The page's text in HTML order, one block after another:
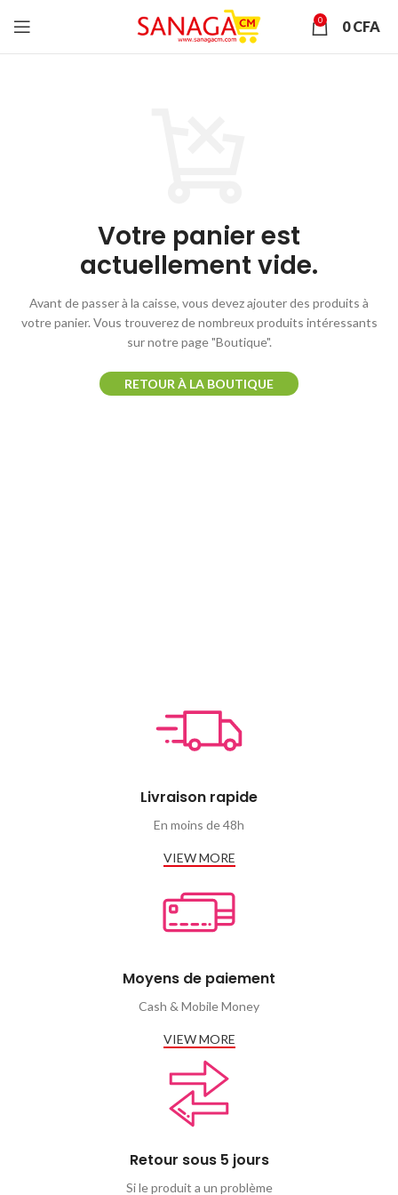
0 0CFA
Votre panier est
actuellement vide.
Avant de passer à la caisse, vous devez ajouter des produits à
votre panier. Vous trouverez de nombreux produits intéressants
sur notre page "Boutique".
RETOUR À LA BOUTIQUE
Livraison rapide
En moins de 48h
VIEW MORE
Moyens de paiement
Cash & Mobile Money
VIEW MORE
Retour sous 5 jours
Si le produit a un problème